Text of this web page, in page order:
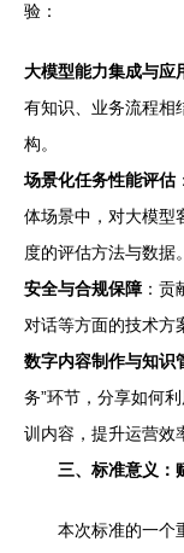
验：
大模型能力集成与应
有知识、业务流程相
构。
场景化任务性能评估
体场景中，对大模型
度的评估方法与数据。
安全与合规保障 ：
对话等方面的技术方
数字内容制作与知识
务”环节，分享如何
训内容，提升运营效
三、标准意义：
本次标准的一个